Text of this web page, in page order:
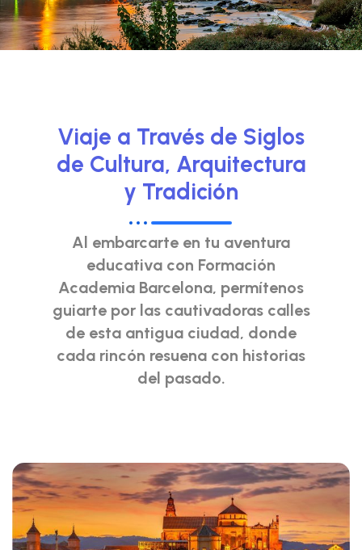
Viaje a Través de Siglos
de Cultura, Arquitectura
y Tradición
Al embarcarte en tu aventura
educativa con Formación
Academia Barcelona, permítenos
guiarte por las cautivadoras calles
de esta antigua ciudad, donde
cada rincón resuena con historias
del pasado.